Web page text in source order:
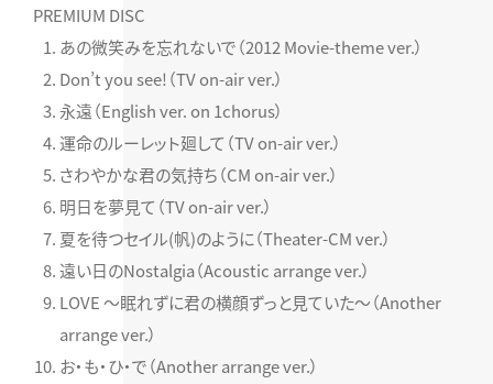
PREMIUM DISC
あの微笑みを忘れないで（2012 Movie-theme ver.）
Don’t you see!（TV on-air ver.）
永遠（English ver. on 1chorus）
運命のルーレット廻して（TV on-air ver.）
さわやかな君の気持ち（CM on-air ver.）
明日を夢見て（TV on-air ver.）
夏を待つセイル(帆)のように（Theater-CM ver.）
遠い日のNostalgia（Acoustic arrange ver.）
LOVE ～眠れずに君の横顔ずっと見ていた～（Another
arrange ver.）
お・も・ひ・で（Another arrange ver.）